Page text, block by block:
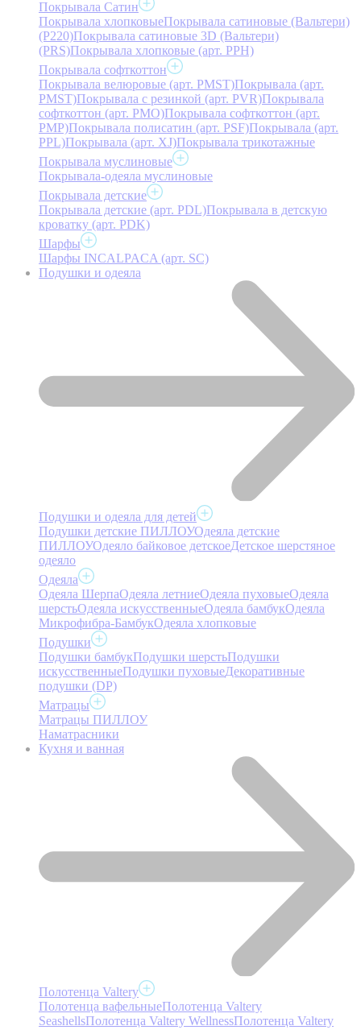
Покрывала Сатин
Покрывала хлопковыеПокрывала сатиновые (Вальтери)
(P220)Покрывала сатиновые 3D (Вальтери)
(PRS)Покрывала хлопковые (арт. PPH)
Покрывала софткоттон
Покрывала велюровые (арт. PMST)Покрывала (арт.
PMST)Покрывала с резинкой (арт. PVR)Покрывала
софткоттон (арт. PMO)Покрывала софткоттон (арт.
PMP)Покрывала полисатин (арт. PSF)Покрывала (арт.
PPL)Покрывала (арт. XJ)Покрывала трикотажные
Покрывала муслиновые
Покрывала-одеяла муслиновые
Покрывала детские
Покрывала детские (арт. PDL)Покрывала в детскую
кроватку (арт. PDK)
Шарфы
Шарфы INCALPACA (арт. SC)
Подушки и одеяла
Подушки и одеяла для детей
Подушки детские ПИЛЛОУОдеяла детские
ПИЛЛОУОдеяло байковое детскоеДетское шерстяное
одеяло
Одеяла
Одеяла ШерпаОдеяла летниеОдеяла пуховыеОдеяла
шерстьОдеяла искусственныеОдеяла бамбукОдеяла
Микрофибра-БамбукОдеяла хлопковые
Подушки
Подушки бамбукПодушки шерстьПодушки
искусственныеПодушки пуховыеДекоративные
подушки (DP)
Матрацы
Матрацы ПИЛЛОУ
Наматрасники
Кухня и ванная
Полотенца Valtery
Полотенца вафельныеПолотенца Valtery
SeashellsПолотенца Valtery WellnessПолотенца Valtery